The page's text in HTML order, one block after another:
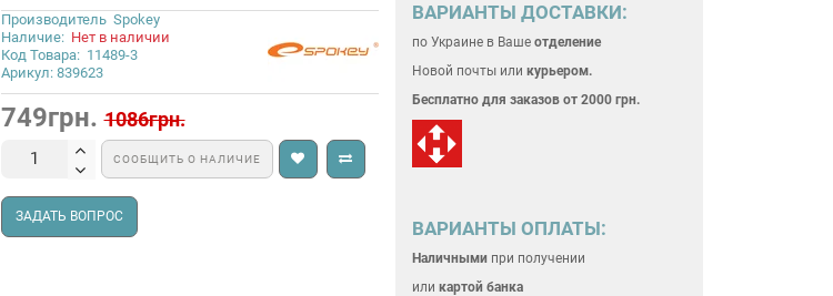
Производитель Spokey
Наличие: Нет в наличии
Код Товара: 11489-3
Арикул: 839623
749грн. 1086грн.
СООБЩИТЬ О НАЛИЧИЕ
ЗАДАТЬ ВОПРОС
ВАРИАНТЫ ДОСТАВКИ:
по Украине в Ваше отделение
Новой почты или курьером.
Бесплатно для заказов от 2000 грн.
ВАРИАНТЫ ОПЛАТЫ:
Наличнымипри получении
или картой банка